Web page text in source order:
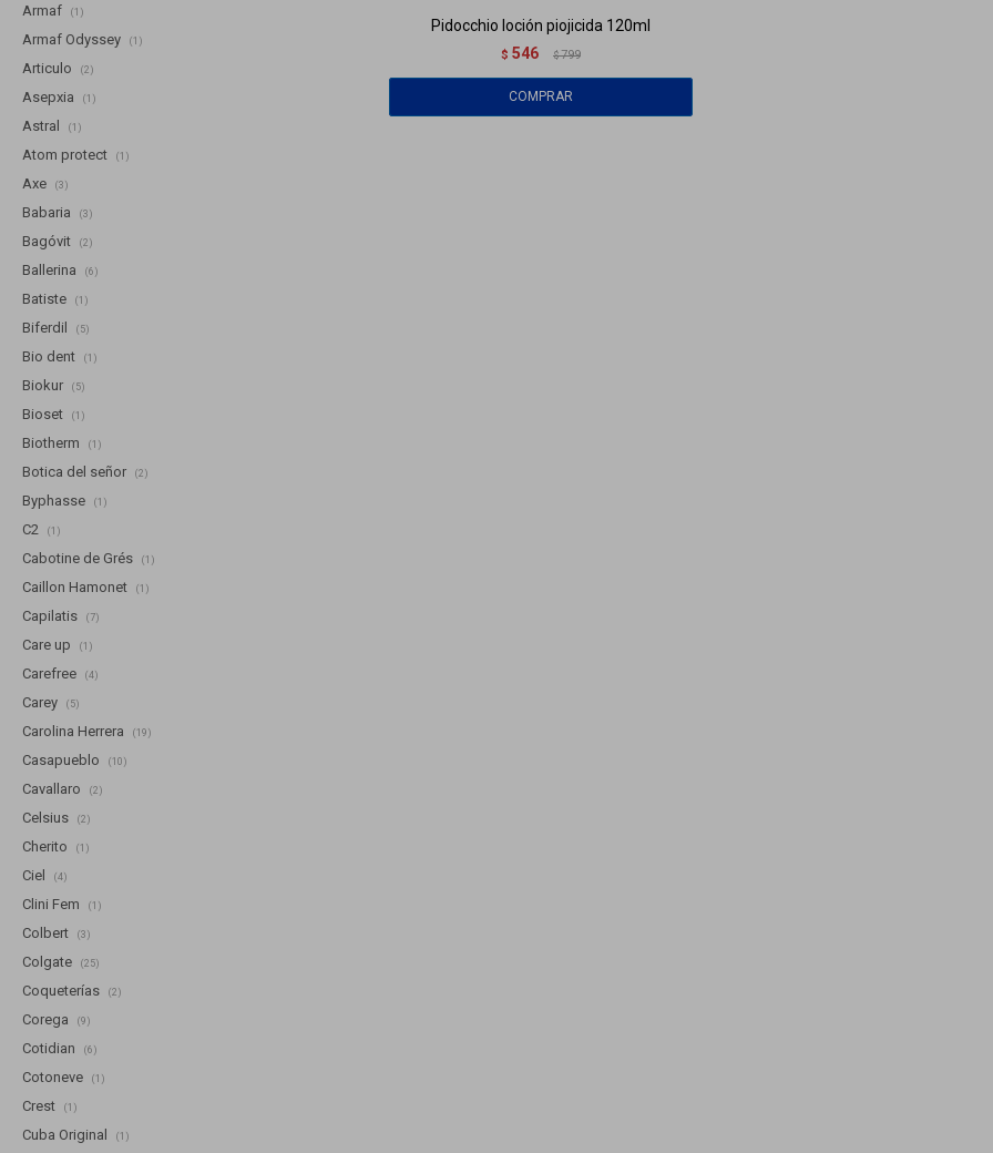
Pidocchio loción piojicida 120ml
$ 546 $ 799
Armaf (1)
Armaf Odyssey (1)
Articulo (2)
Asepxia (1)
Astral (1)
Atom protect (1)
Axe (3)
Babaria (3)
Bagóvit (2)
Ballerina (6)
Batiste (1)
Biferdil (5)
Bio dent (1)
Biokur (5)
Bioset (1)
Biotherm (1)
Botica del señor (2)
Byphasse (1)
C2 (1)
Cabotine de Grés (1)
Caillon Hamonet (1)
Capilatis (7)
Care up (1)
Carefree (4)
Carey (5)
Carolina Herrera (19)
Casapueblo (10)
Cavallaro (2)
Celsius (2)
Cherito (1)
Ciel (4)
Clini Fem (1)
Colbert (3)
Colgate (25)
Coqueterías (2)
Corega (9)
Cotidian (6)
Cotoneve (1)
Crest (1)
Cuba Original (1)